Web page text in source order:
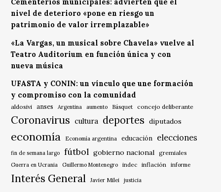
Cementerios municipales: advierten que el
nivel de deterioro «pone en riesgo un
patrimonio de valor irremplazable»
«La Vargas, un musical sobre Chavela» vuelve al
Teatro Auditorium en función única y con
nueva música
UFASTA y CONIN: un vínculo que une formación
y compromiso con la comunidad
aldosivi anses Argentina aumento Básquet concejo deliberante
Coronavirus cultura deportes diputados
economía Economía argentina educación elecciones
fin de semana largo fútbol gobierno nacional gremiales
Guerra en Ucrania Guillermo Montenegro indec inflación informe
Interés General Javier Milei justicia